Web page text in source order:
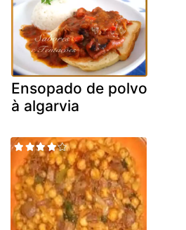
Ensopado de polvo
à algarvia